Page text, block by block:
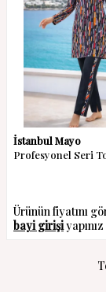
İstanbul Mayo
Profesyonel Seri
Ürünün fiyatını
bayi girişiyapınız